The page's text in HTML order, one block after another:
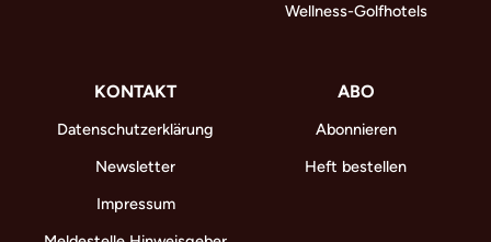
Wellness-Golfhotels
KONTAKT
Datenschutzerklärung
Newsletter
Impressum
ABO
Abonnieren
Heft bestellen